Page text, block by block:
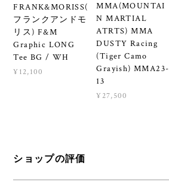
FRANK&MORISS(
フランクアンドモ
リス) F&M
Graphic LONG
Tee BG / WH
¥12,100
MMA(MOUNTAI
N MARTIAL
ATRTS) MMA
DUSTY Racing
(Tiger Camo
Grayish) MMA23-
13
¥27,500
ショップの評価